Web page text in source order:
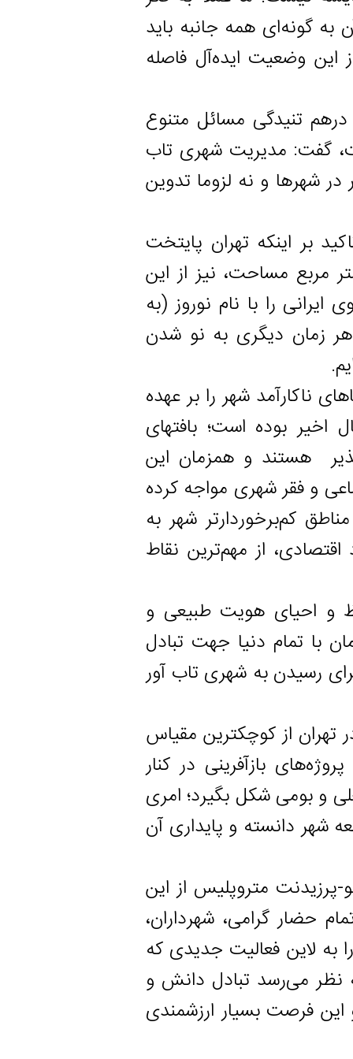
همه جانبه باید
ایده‌آل فاصله
مسائل متنوع
مدیریت شهری تاب
و نه لزوما تدوین
اینکه تهران پایتخت
و بالغ بر ۷۰۰ کیلومتر مربع مساحت، نیز از این
را با نام نوروز (به
دیگری به نو شدن
شهر را بر عهده
بوده است؛ بافتهای
و همزمان این
شهری مواجه کرده
شهر به
از مهم‌ترین نقاط
هویت طبیعی و
دنیا جهت تبادل
به شهری تاب آور
از کوچکترین مقیاس
بازآفرینی در کنار
شکل بگیرد؛ امری
دانسته و پایداری آن
متروپلیس از این
گرامی، شهرداران،
فعالیت جدیدی که
می‌رسد تبادل دانش و
بسیار ارزشمندی